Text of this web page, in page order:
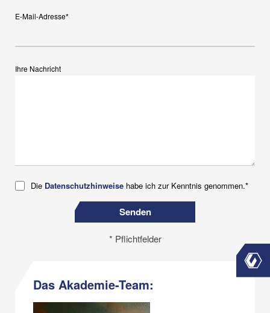
E-Mail-Adresse*
Ihre Nachricht
Die Datenschutzhinweisehabe ich zur Kenntnis genommen.*
Senden
* Pflichtfelder
Das Akademie-Team: